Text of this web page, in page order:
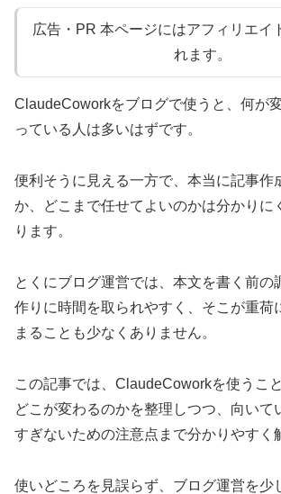
広告・PR 本ページにはアフィリエイ
れます。
ClaudeCoworkをブログで使うと、何が
っている人は多いはずです。
便利そうに見える一方で、本当に記事作
か、どこまで任せてよいのかは分かりに
ります。
とくにブログ運営では、本文を書く前の
作りに時間を取られやすく、そこが重荷
まることも少なくありません。
この記事では、ClaudeCoworkを使うこ
どこが変わるのかを整理しつつ、向いて
すぎないための注意点まで分かりやすく
使いどころを見誤らず、ブログ運営を少